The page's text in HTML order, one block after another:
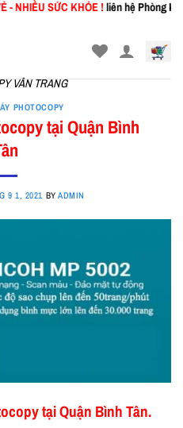
KHỎE !liên hệ Phòng Kinh Doanh:
VÂN TRANG
PHOTOCOPY
tại Quận Bình
9 1, 2021 BYADMIN
tại Quận Bình Tân.